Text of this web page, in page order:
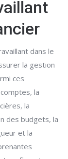
dans le
la gestion
ces
la
la
des budgets, la
et la